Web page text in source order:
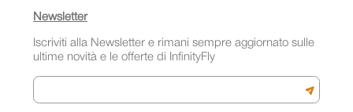
Newsletter
Iscriviti alla Newsletter e rimani sempre aggiornato sulle
ultime novità e le offerte di InfinityFly
Email
Iscriviti